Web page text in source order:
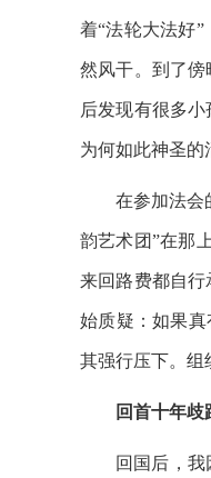
着“法轮大法好
然风干。到了
后发现有很多
为何如此神圣的
在参加法会
韵艺术团”在那
来回路费都自
始质疑：如果真
其强行压下。组
回首十年
回国后，